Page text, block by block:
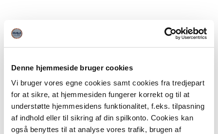
Denne hjemmeside bruger cookies
Vi bruger vores egne cookies samt cookies fra tredjepart
for at sikre, at hjemmesiden fungerer korrekt og til at
understøtte hjemmesidens funktionalitet, f.eks. tilpasning
af indhold eller til sikring af din spilkonto. Cookies kan
også benyttes til at analyse vores trafik, brugen af